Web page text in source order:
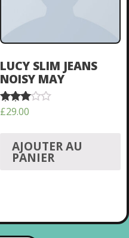
LUCY SLIM JEANS
NOISY MAY
Note
£29.00
AJOUTER AU
PANIER